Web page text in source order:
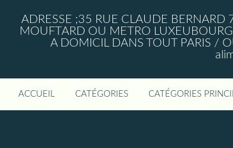
ADRESSE ;35 RUE CLAUDE
MOUFTARD OU METRO
A DOMICIL DANS TOUT PARIS /
ACCUEIL CATÉGORIES CATÉGORIES